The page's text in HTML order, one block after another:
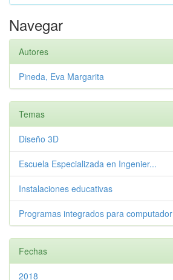
Navegar
Autores
Pineda, Eva Margarita
Temas
Diseño 3D
Escuela Especializada en Ingenier...
Instalaciones educativas
Programas integrados para computador
Fechas
2018